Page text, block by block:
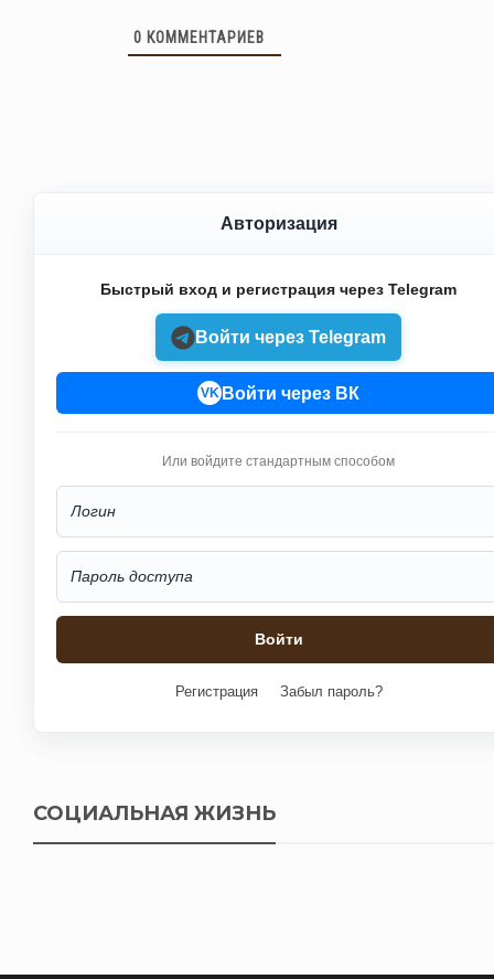
0 КОММЕНТАРИЕВ
Авторизация
Быстрый вход и регистрация через Telegram
Войти через Telegram
VK Войти через ВК
Или войдите стандартным способом
Регистрация Забыл пароль?
СОЦИАЛЬНАЯ ЖИЗНЬ